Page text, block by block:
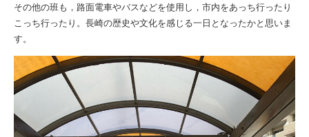
その他の班も，路面電車やバスなどを使用し，市内をあっち行ったり
こっち行ったり。長崎の歴史や文化を感じる一日となったかと思いま
す。